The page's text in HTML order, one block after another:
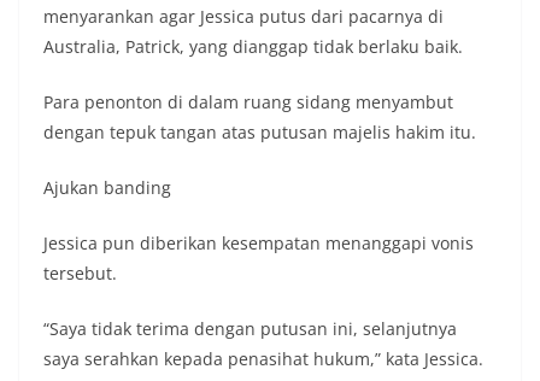
menyarankan agar Jessica putus dari pacarnya di
Australia, Patrick, yang dianggap tidak berlaku baik.
Para penonton di dalam ruang sidang menyambut
dengan tepuk tangan atas putusan majelis hakim itu.
Ajukan banding
Jessica pun diberikan kesempatan menanggapi vonis
tersebut.
“Saya tidak terima dengan putusan ini, selanjutnya
saya serahkan kepada penasihat hukum,” kata Jessica.